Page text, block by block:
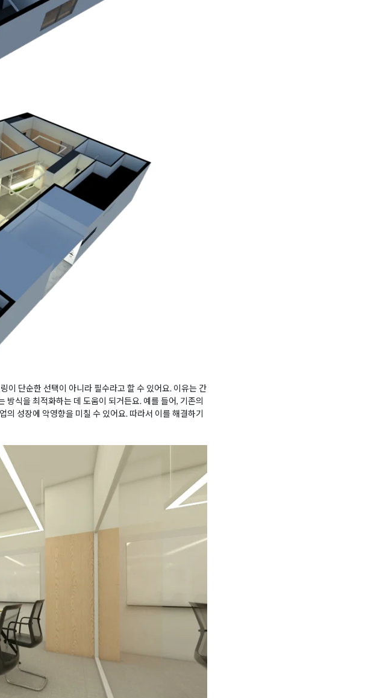
이 단순한 선택이 아니라 필수라고 할 수 있어요. 이유는 간
방식을 최적화하는 데 도움이 되거든요. 예를 들어, 기존의
성장에 악영향을 미칠 수 있어요. 따라서 이를 해결하기